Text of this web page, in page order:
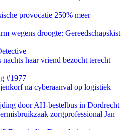
provocatie 250% meer
wegens droogte: Gereedschapskist
haar vriend bezocht terecht
#1977
na cyberaanval op logistiek
door AH-bestelbus in Dordrecht
zorgprofessional Jan